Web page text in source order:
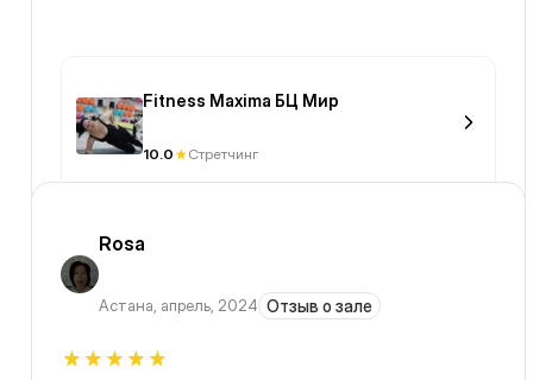
Fitness Maxima БЦ Мир
10.0 Стретчинг
Rosa
Астана, апрель, 2024 Отзыв о зале